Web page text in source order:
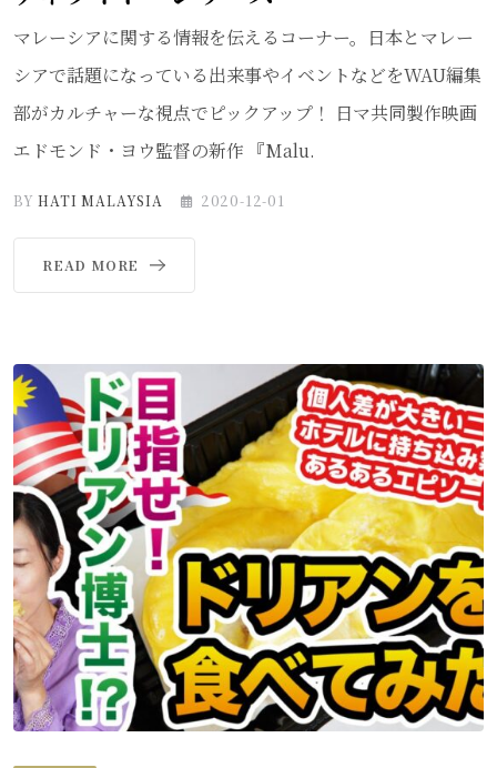
マレーシアに関する情報を伝えるコーナー。日本とマレー
シアで話題になっている出来事やイベントなどをWAU編集
部がカルチャーな視点でピックアップ！ 日マ共同製作映画
エドモンド・ヨウ監督の新作 『Malu.
BYHATI MALAYSIA 2020-12-01
READ MORE